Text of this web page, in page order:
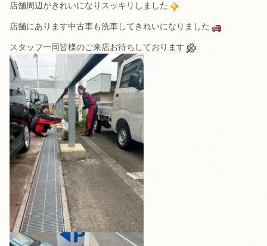
店舗周辺がきれいになりスッキリしました
店舗にあります中古車も洗車してきれいになりました
スタッフ一同皆様のご来店お待ちしております